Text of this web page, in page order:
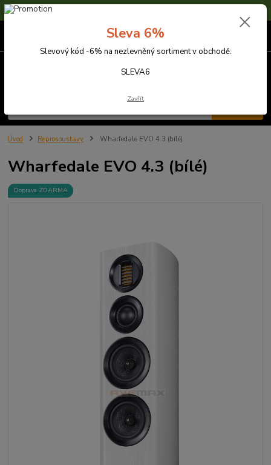
Sleva 6% na nezlevněné zboží s kódem SLEVA6
Úvod Reprosoustavy Wharfedale EVO 4.3 (bílé)
Wharfedale EVO 4.3 (bílé)
Doprava ZDARMA
Sleva 6%
Slevový kód -6% na nezlevněný sortiment v obchodě:
SLEVA6
Zavřít